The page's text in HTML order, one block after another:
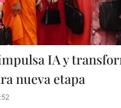
IA y
nueva etapa